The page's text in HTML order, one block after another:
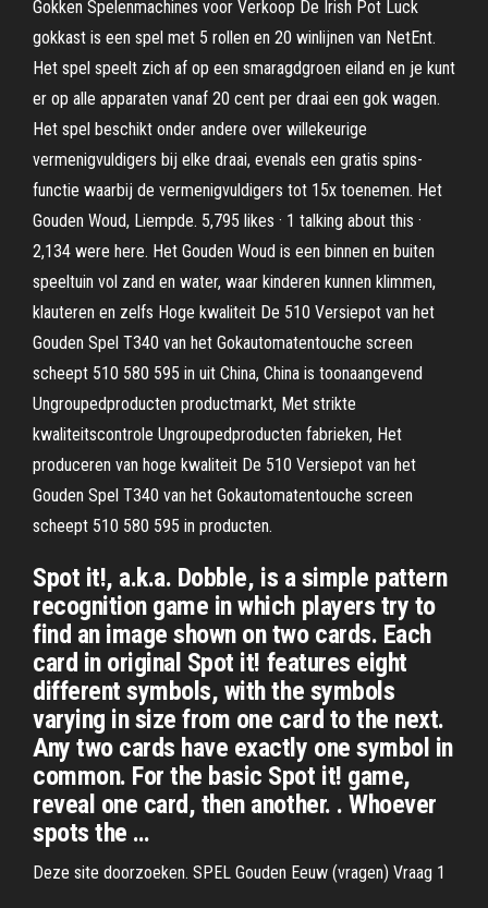
Gokken Spelenmachines voor Verkoop De Irish Pot Luck
gokkast is een spel met 5 rollen en 20 winlijnen van NetEnt.
Het spel speelt zich af op een smaragdgroen eiland en je kunt
er op alle apparaten vanaf 20 cent per draai een gok wagen.
Het spel beschikt onder andere over willekeurige
vermenigvuldigers bij elke draai, evenals een gratis spins-
functie waarbij de vermenigvuldigers tot 15x toenemen. Het
Gouden Woud, Liempde. 5,795 likes · 1 talking about this ·
2,134 were here. Het Gouden Woud is een binnen en buiten
speeltuin vol zand en water, waar kinderen kunnen klimmen,
klauteren en zelfs Hoge kwaliteit De 510 Versiepot van het
Gouden Spel T340 van het Gokautomatentouche screen
scheept 510 580 595 in uit China, China is toonaangevend
Ungroupedproducten productmarkt, Met strikte
kwaliteitscontrole Ungroupedproducten fabrieken, Het
produceren van hoge kwaliteit De 510 Versiepot van het
Gouden Spel T340 van het Gokautomatentouche screen
scheept 510 580 595 in producten.
Spot it!, a.k.a. Dobble, is a simple pattern
recognition game in which players try to
find an image shown on two cards. Each
card in original Spot it! features eight
different symbols, with the symbols
varying in size from one card to the next.
Any two cards have exactly one symbol in
common. For the basic Spot it! game,
reveal one card, then another. . Whoever
spots the …
Deze site doorzoeken. SPEL Gouden Eeuw (vragen) Vraag 1